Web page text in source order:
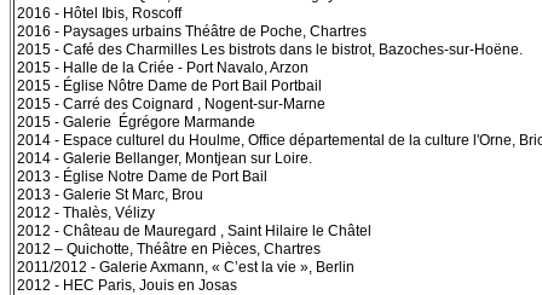
2016 - Hôtel Ibis, Roscoff
2016 - Paysages urbains Théâtre de Poche, Chartres
2015 - Café des Charmilles Les bistrots dans le bistrot, Bazoches-sur-Hoëne.
2015 - Halle de la Criée - Port Navalo, Arzon
2015 - Église Nôtre Dame de Port Bail Portbail
2015 - Carré des Coignard , Nogent-sur-Marne
2015 - Galerie Égrégore Marmande
2014 - Espace culturel du Houlme, Office départemental de la culture l'Orne,
2014 - Galerie Bellanger, Montjean sur Loire.
2013 - Église Notre Dame de Port Bail
2013 - Galerie St Marc, Brou
2012 - Thalès, Vélizy
2012 - Château de Mauregard , Saint Hilaire le Châtel
2012 – Quichotte, Théâtre en Pièces, Chartres
2011/2012 - Galerie Axmann, « C’est la vie », Berlin
2012 - HEC Paris, Jouis en Josas